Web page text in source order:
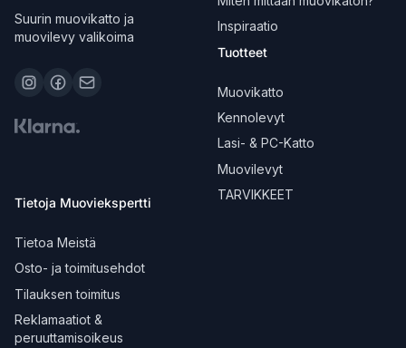
Suurin muovikatto ja
muovilevy valikoima
Tietoja Muoviekspertti
Tietoa Meistä
Osto- ja toimitusehdot
Tilauksen toimitus
Reklamaatiot &
peruuttamisoikeus
Inspiraatio
Tuotteet
Muovikatto
Kennolevyt
Lasi- & PC-Katto
Muovilevyt
TARVIKKEET